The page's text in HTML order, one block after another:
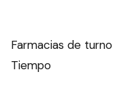
Farmacias de turno
Tiempo